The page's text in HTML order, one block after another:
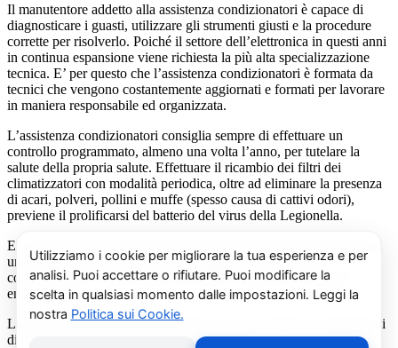
Il manutentore addetto alla assistenza condizionatori è capace di
diagnosticare i guasti, utilizzare gli strumenti giusti e la procedure
corrette per risolverlo. Poiché il settore dell’elettronica in questi anni
in continua espansione viene richiesta la più alta specializzazione
tecnica. E’ per questo che l’assistenza condizionatori è formata da
tecnici che vengono costantemente aggiornati e formati per lavorare
in maniera responsabile ed organizzata.
L’assistenza condizionatori consiglia sempre di effettuare un
controllo programmato, almeno una volta l’anno, per tutelare la
salute della propria salute. Effettuare il ricambio dei filtri dei
climatizzatori con modalità periodica, oltre ad eliminare la presenza
di acari, polveri, pollini e muffe (spesso causa di cattivi odori),
previene il prolificarsi del batterio del virus della Legionella.
E’ sempre possibile richiedere al centro di assistenza condizionatori
una consulenza gratuita per un montaggio di un nuovo
condizionatore o sulle ultime normative in materia di risparmio
energetico.
La salute e il benessere sono quindi essere gli obiettivi fondamentali
di un addetto alla assistenza condizionatori.